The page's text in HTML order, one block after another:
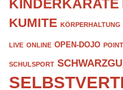
KINDERKARATE
KUMITE KÖRPERHALTUNG
LIVE ONLINE OPEN-DOJO
SCHULSPORT